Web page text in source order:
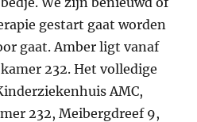
gestart gaat worden
gaat. Amber ligt vanaf
232. Het volledige
AMC,
232, Meibergdreef 9,